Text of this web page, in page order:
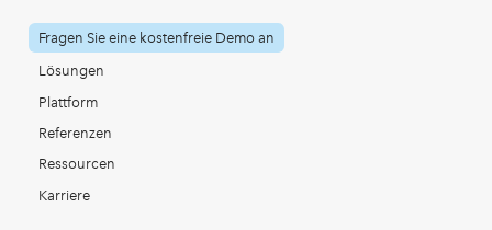
Fragen Sie eine kostenfreie Demo an
Lösungen
Plattform
Referenzen
Ressourcen
Karriere